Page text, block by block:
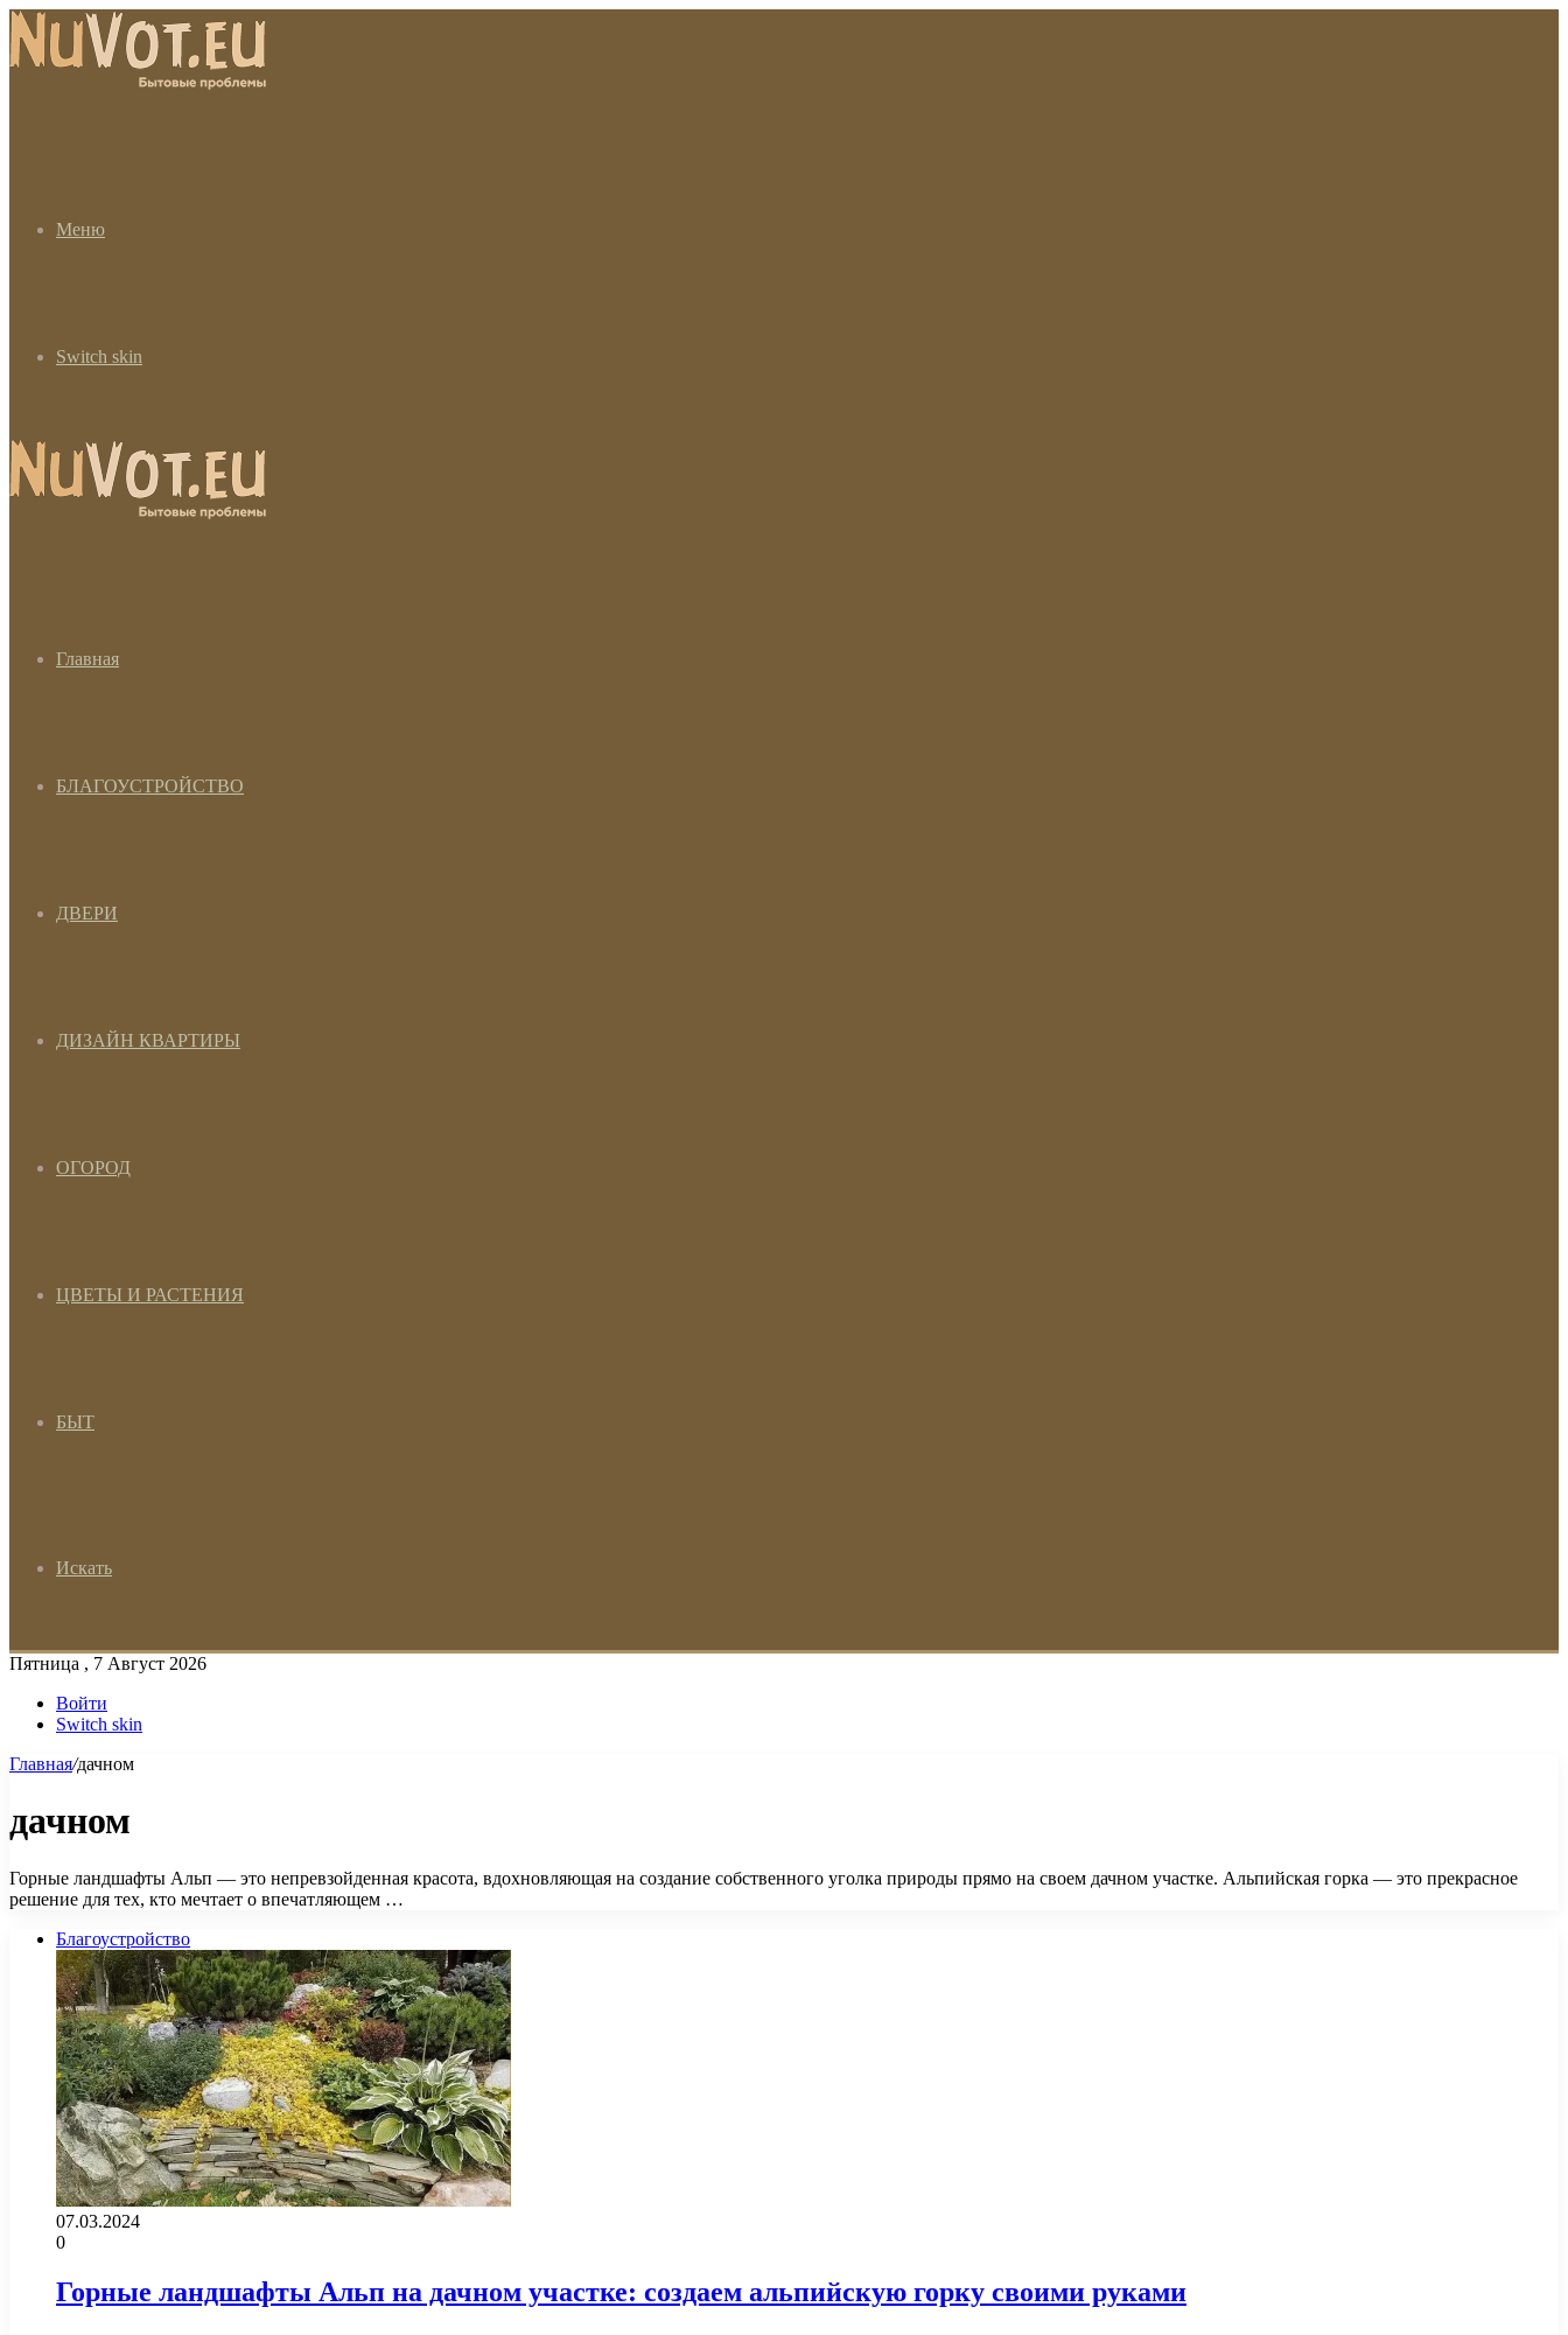
Меню
Switch skin
Главная
БЛАГОУСТРОЙСТВО
ДВЕРИ
ДИЗАЙН КВАРТИРЫ
ОГОРОД
ЦВЕТЫ И РАСТЕНИЯ
БЫТ
Искать
Пятница , 7 Август 2026
Войти
Switch skin
Главная/дачном
дачном
Горные ландшафты Альп — это непревзойденная красота, вдохновляющая на создание собственного уголка природы прямо на своем дачном участке. Альпийская горка — это прекрасное
решение для тех, кто мечтает о впечатляющем …
Благоустройство
07.03.2024
0
Горные ландшафты Альп на дачном участке: создаем альпийскую горку своими руками